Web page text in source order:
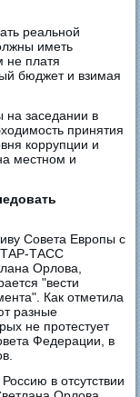
реальной
иметь
не платя
бюджет и взимая
на заседании в
принятия
коррупции и
местном и
Совета Европы с
ТАСС
Орлова,
"вести
Как отметила
разные
не протестует
Федерации, в
в отсутствии